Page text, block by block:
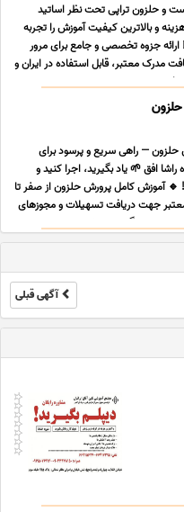
و حلزون تراپی تحت نظر اساتید
و بالاترین کیفیت آموزش را تجربه
کنید، همراه با شرایط ویژه 1⃣ ارائه جزوه تخصصی و جامع برای مرور
اصولی مطالب 2⃣ دریافت مدرک معتبر، قابل استفاده در ایران و
— راهی سریع و پرسود برای
افق 🌱 یاد بگیرید، اجرا کنید و
🔹 آموزش کامل پرورش حلزون از صفر تا
جهت دریافت تسهیلات و مجوزهای
دسترسی به گروه پرسش ... ...
آگهی قبلی